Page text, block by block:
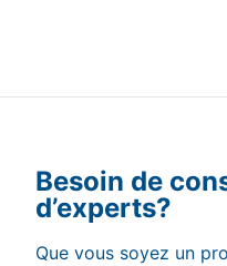
Besoin de
d’experts?
Que vous soyez un